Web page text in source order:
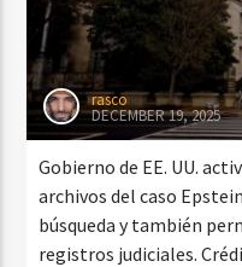
rasco
DECEMBER 19, 2025
Gobierno de EE. UU.
archivos del caso
búsqueda y también
registros judiciales.